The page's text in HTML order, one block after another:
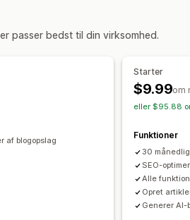
analyse
passer bedst til din virksomhed.
af blogopslag
Starter
$9.99om
eller $95.88
Funktioner
30
SEO-
Alle
Opret
Generer AI-